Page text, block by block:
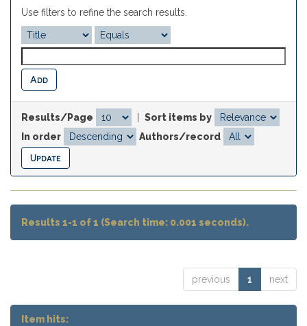
Use filters to refine the search results.
Results/Page
Sort items by
In order
Authors/record
Results 1-1 of 1 (Search time: 0.001 seconds).
previous 1 next
Item hits: